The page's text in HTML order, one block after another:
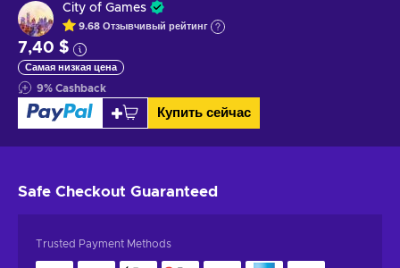
City of Games
9.68 Отзывчивый рейтинг
7,40 $
Самая низкая цена
9% Cashback
Купить сейчас
Safe Checkout Guaranteed
Trusted Payment Methods